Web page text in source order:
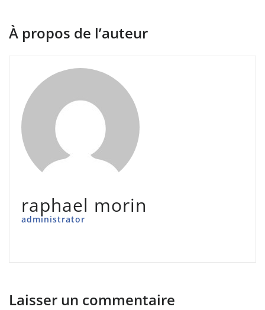
l’article
À propos de l’auteur
raphael morin
administrator
Laisser un commentaire